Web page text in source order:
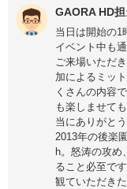
GAORA HD
当日は開始の1
イベント中も
ご来場いただ
加によるミッ
くさんの内容
も楽しませて
当にありがと
2013年の後楽
h。怒涛の攻め
ること必至で
観ていただき